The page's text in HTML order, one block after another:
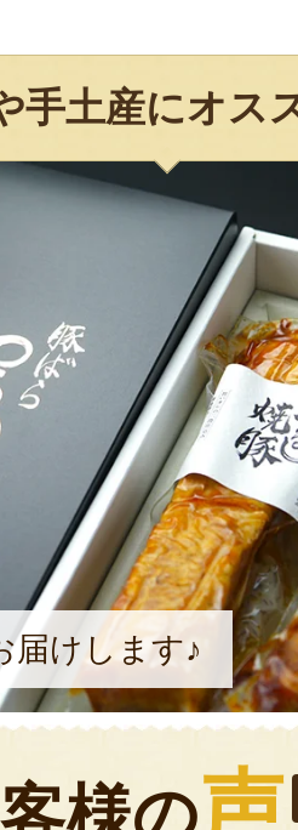
手土産にオス
届けします♪
声